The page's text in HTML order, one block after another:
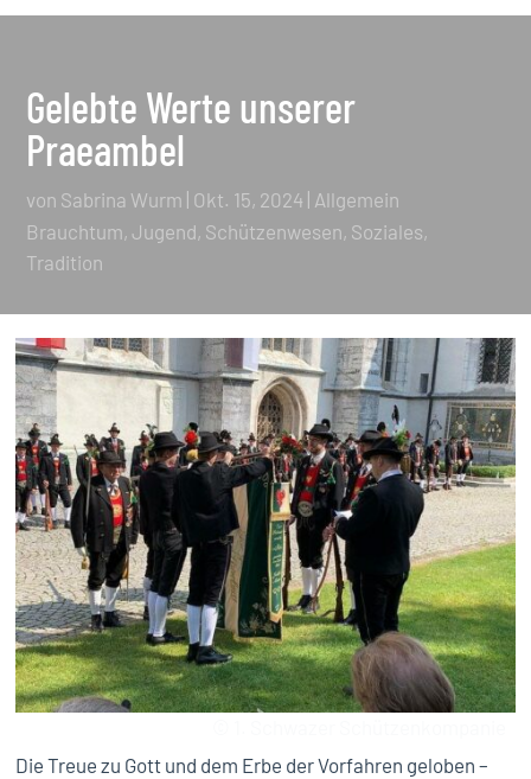
Gelebte Werte unserer
Praeambel
von Sabrina Wurm Okt. 15, 2024 Allgemein
Brauchtum Jugend Schützenwesen Soziales
Tradition
Die Treue zu Gott und dem Erbe der Vorfahren geloben –